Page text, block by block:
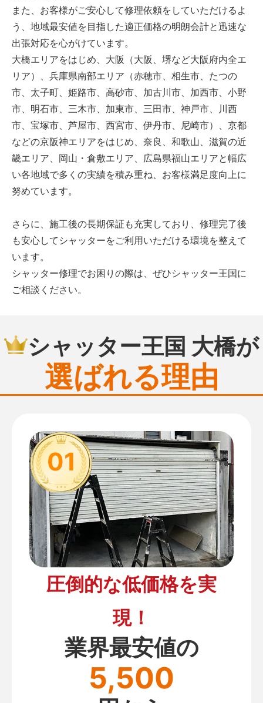
また、お客様がご安心して修理依頼をしていただけるよ
う、地域最安値を目指した適正価格の明朗会計と迅速な
出張対応を心がけています。
大橋エリアをはじめ、大阪（大阪、堺など大阪府内全エ
リア）、兵庫県南部エリア（赤穂市、相生市、たつの
市、太子町、姫路市、高砂市、加古川市、加西市、小野
市、明石市、三木市、加東市、三田市、神戸市、川西
市、宝塚市、芦屋市、西宮市、伊丹市、尼崎市）、京都
などの京阪神エリアをはじめ、奈良、和歌山、滋賀の近
畿エリア、岡山・倉敷エリア、広島県福山エリアと幅広
い各地域で多くの実績を積み重ね、お客様満足度向上に
努めています。
さらに、施工後の長期保証も充実しており、修理完了後
も安心してシャッターをご利用いただける環境を整えて
います。
シャッター修理でお困りの際は、ぜひシャッター王国に
ご相談ください。
シャッター王国 大橋が
選ばれる理由
01
圧倒的な低価格を実
現！
業界最安値の
5,500